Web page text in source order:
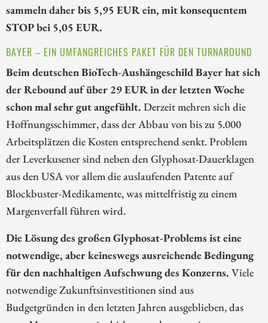
sammeln daher bis 5,95 EUR ein, mit konsequentem
STOP bei 5,05 EUR.
BAYER – EIN UMFANGREICHES PAKET FÜR DEN TURNAROUND
Beim deutschen BioTech-Aushängeschild Bayer hat sich
der Rebound auf über 29 EUR in der letzten Woche
schon mal sehr gut angefühlt. Derzeit mehren sich die
Hoffnungsschimmer, dass der Abbau von bis zu 5.000
Arbeitsplätzen die Kosten entsprechend senkt. Problem
der Leverkusener sind neben den Glyphosat-Dauerklagen
aus den USA vor allem die auslaufenden Patente auf
Blockbuster-Medikamente, was mittelfristig zu einem
Margenverfall führen wird.
Die Lösung des großen Glyphosat-Problems ist eine
notwendige, aber keineswegs ausreichende Bedingung
für den nachhaltigen Aufschwung des Konzerns. Viele
notwendige Zukunftsinvestitionen sind aus
Budgetgründen in den letzten Jahren ausgeblieben, das